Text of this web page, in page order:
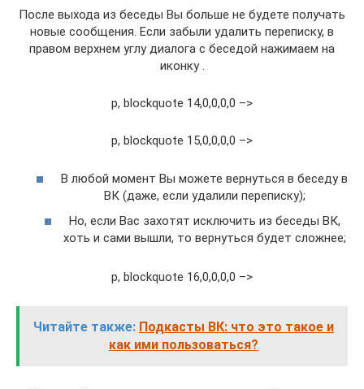
После выхода из беседы Вы больше не будете получать
новые сообщения. Если забыли удалить переписку, в
правом верхнем углу диалога с беседой нажимаем на
иконку .
p, blockquote 14,0,0,0,0 –>
p, blockquote 15,0,0,0,0 –>
В любой момент Вы можете вернуться в беседу в
ВК (даже, если удалили переписку);
Но, если Вас захотят исключить из беседы ВК,
хоть и сами вышли, то вернуться будет сложнее;
p, blockquote 16,0,0,0,0 –>
Читайте также: Подкасты ВК: что это такое и
как ими пользоваться?